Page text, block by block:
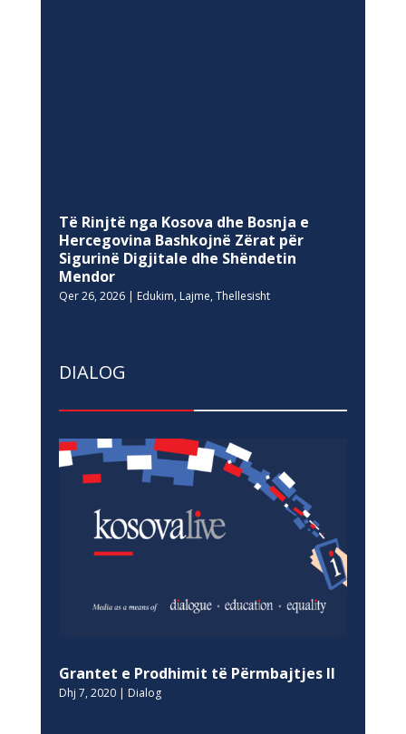
Të Rinjtë nga Kosova dhe Bosnja e
Hercegovina Bashkojnë Zërat për
Sigurinë Digjitale dhe Shëndetin
Mendor
Qer 26, 2026| Edukim, Lajme, Thellesisht
DIALOG
Grantet e Prodhimit të Përmbajtjes II
Dhj 7, 2020| Dialog